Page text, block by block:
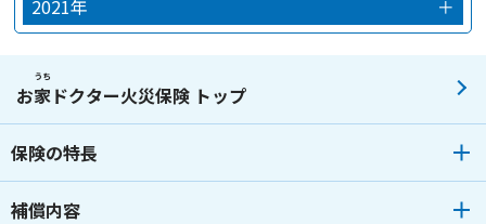
2024年02月
2023年10月
2023年07月
2023年06月
2023年05月
2022年12月
2022年07月
2022年06月
2022年04月
2021年
＋
2021年08月
2021年04月
お家
うち
ドクター火災保険 トップ
保険の特長
補償内容